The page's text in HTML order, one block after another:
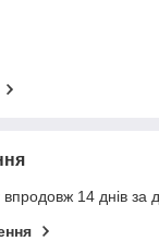
14 днів за